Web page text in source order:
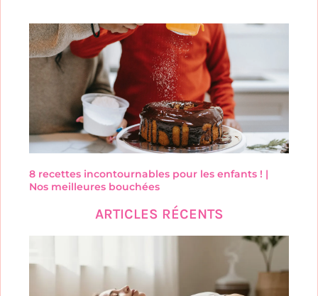
8 recettes incontournables pour les enfants ! |
Nos meilleures bouchées
ARTICLES RÉCENTS